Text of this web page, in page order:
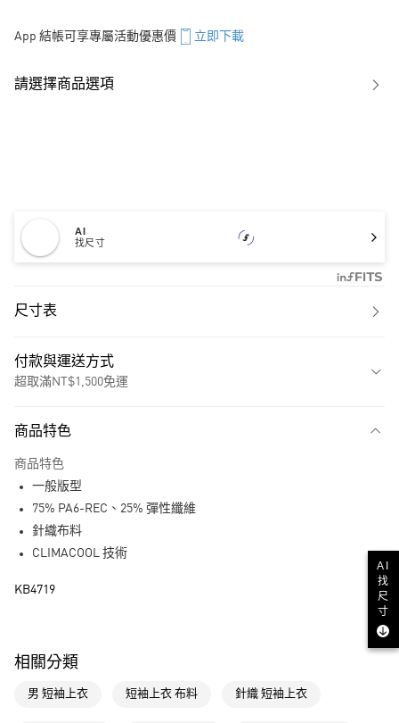
App 結帳可享專屬活動優惠價 立即下載
請選擇商品選項
AI
找尺寸
尺寸表
付款與運送方式
超取滿NT$1,500免運
LINE Pay
運送方式
付款後全家取貨
每筆NT$80，滿NT$1,500(含以上)免運費
商品特色
商品特色
一般版型
75% PA6-REC、25% 彈性纖維
針織布料
CLIMACOOL 技術
KB4719
相關分類
男 短袖上衣 短袖上衣 布料 針織 短袖上衣
AI
找
尺
寸